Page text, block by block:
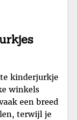
kinderjurkje
winkels
een breed
terwijl je